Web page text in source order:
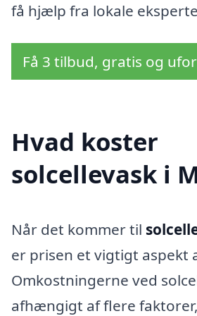
få hjælp fra lokale
Få 3 tilbud, gratis og
Hvad koster
solcellevask i
Når det kommer til
er prisen et vigtigt aspekt
Omkostningerne ved
afhængigt af flere